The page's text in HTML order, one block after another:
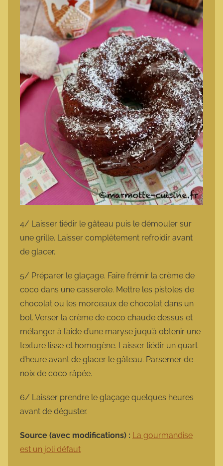
4/ Laisser tiédir le gâteau puis le démouler sur
une grille. Laisser complètement refroidir avant
de glacer.
5/ Préparer le glaçage. Faire frémir la crème de
coco dans une casserole. Mettre les pistoles de
chocolat ou les morceaux de chocolat dans un
bol. Verser la crème de coco chaude dessus et
mélanger à l’aide d’une maryse juqu’à obtenir une
texture lisse et homogène. Laisser tiédir un quart
d’heure avant de glacer le gâteau. Parsemer de
noix de coco râpée.
6/ Laisser prendre le glaçage quelques heures
avant de déguster.
Source (avec modifications) : La gourmandise
est un joli défaut